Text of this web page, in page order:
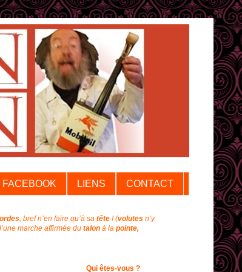
FACEBOOK LIENS CONTACT
, bref n’en faire qu’à sa tête !(volutes n’y
marche affirmée du talon à la pointe,
Qui êtes-vous ?